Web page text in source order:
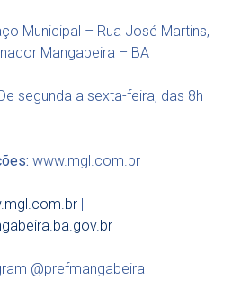
Municipal – Rua José Martins,
Mangabeira – BA
segunda a sexta-feira, das 8h
www.mgl.com.br
|
@prefmangabeira